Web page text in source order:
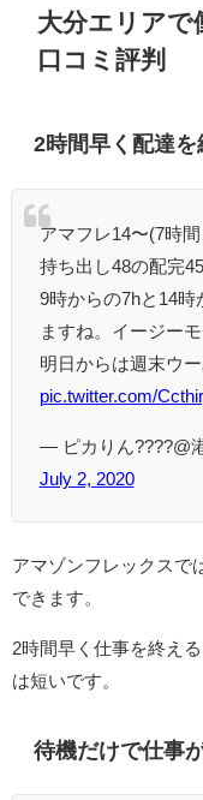
大分エリアで
口コミ評判
2時間早く配達
アマフレ14〜(7時間
持ち出し48の配完
9時からの7hと14時
ますね。イージー
明日からは週末ウー
pic.twitter.com/
— ピカりん????@
July 2, 2020
アマゾンフレックスで
できます。
2時間早く仕事を終え
は短いです。
待機だけで仕事